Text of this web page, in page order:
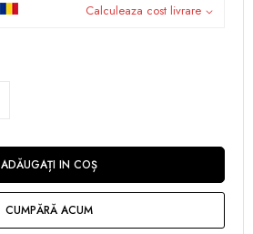
Calculeaza cost livrare
ADĂUGAȚI IN COȘ
CUMPĂRĂ ACUM